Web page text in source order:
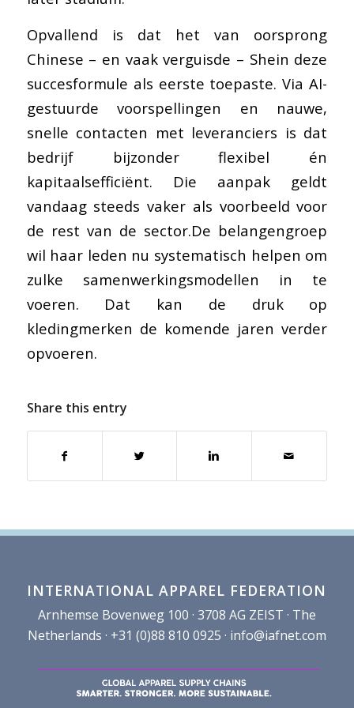
Opvallend is dat het van oorsprong
Chinese – en vaak verguisde – Shein deze
succesformule als eerste toepaste. Via AI-
gestuurde voorspellingen en nauwe,
snelle contacten met leveranciers is dat
bedrijf bijzonder flexibel én
kapitaalsefficiënt. Die aanpak geldt
vandaag steeds vaker als voorbeeld voor
de rest van de sector.De belangengroep
wil haar leden nu systematisch helpen om
zulke samenwerkingsmodellen in te
voeren. Dat kan de druk op
kledingmerken de komende jaren verder
opvoeren.
Share this entry
INTERNATIONAL APPAREL FEDERATION
Arnhemse Bovenweg 100 · 3708 AG ZEIST · The
Netherlands · +31 (0)88 810 0925 · info@iafnet.com